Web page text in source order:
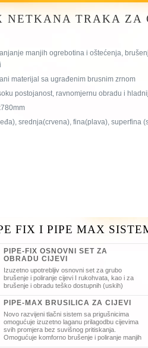
NETKANA TRAKA ZA
manjih ogrebotina i oštećenja,
materijal sa ugrađenim brusnim zrnom
postojanost, ravnomjernu obradu i
srednja(crvena), fina(plava), superfina
FIX I PIPE MAX
PIPE-FIX OSNOVNI SET ZA
OBRADU CIJEVI
Izuzetno upotrebljiv osnovni set za grubo
brušenje i poliranje cijevi I rukohvata, kao i za
brušenje i obradu teško dostupnih (uskih)
PIPE-MAX BRUSILICA ZA CIJEVI
Novo razvijeni tlačni sistem sa prigušnicima
omogućuje izuzetno laganu prilagodbu cijevima
svih promjera bez suvišnog pritiskanja.
Omogućuje komforno brušenje i poliranje manjih